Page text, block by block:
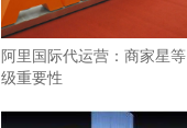
阿里国际代运营：商家星等
级重要性